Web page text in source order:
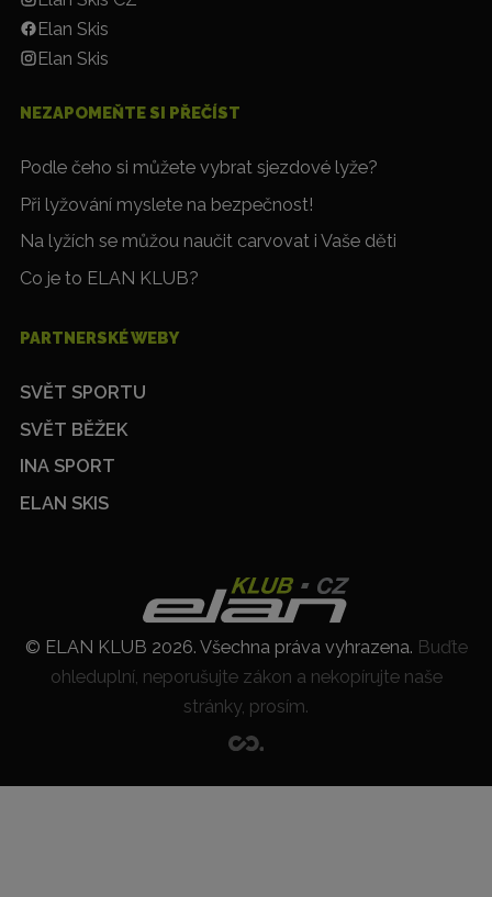
Elan Skis
Elan Skis
NEZAPOMEŇTE SI PŘEČÍST
Podle čeho si můžete vybrat sjezdové lyže?
Při lyžování myslete na bezpečnost!
Na lyžích se můžou naučit carvovat i Vaše děti
Co je to ELAN KLUB?
PARTNERSKÉ WEBY
SVĚT SPORTU
SVĚT BĚŽEK
INA SPORT
ELAN SKIS
© ELAN KLUB 2026. Všechna práva vyhrazena. Buďte
ohleduplní, neporušujte zákon a nekopírujte naše
stránky, prosím.